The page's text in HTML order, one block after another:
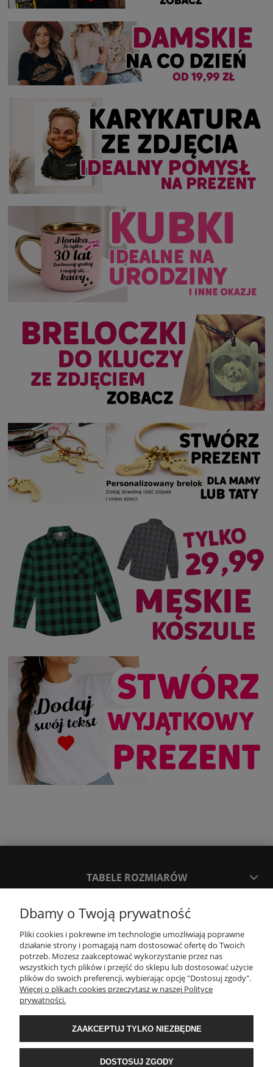
TABELE ROZMIARÓW
SPOSOBY PŁATNOŚCI ORAZ CZAS I KOSZTY DOSTAWY
KONTAKT
WYMIANA / ZWROTY / REKLAMACJE
REGULAMINY
Dbamy o Twoją prywatność
Pliki cookies i pokrewne im technologie umożliwiają poprawne
działanie strony i pomagają nam dostosować ofertę do Twoich
potrzeb. Możesz zaakceptować wykorzystanie przez nas
wszystkich tych plików i przejść do sklepu lub dostosować użycie
plików do swoich preferencji, wybierając opcję "Dostosuj zgody".
Więcej o plikach cookies przeczytasz w naszej Polityce
prywatności.
ZAAKCEPTUJ TYLKO NIEZBĘDNE
DOSTOSUJ ZGODY